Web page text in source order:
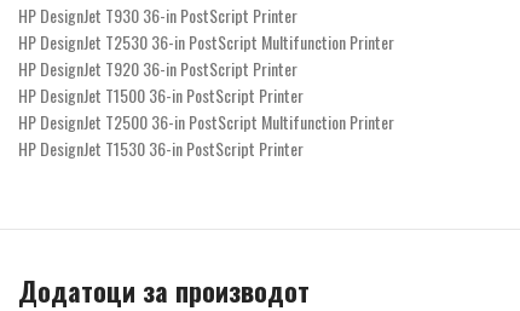
HP DesignJet T930 36-in PostScript Printer
HP DesignJet T2530 36-in PostScript Multifunction Printer
HP DesignJet T920 36-in PostScript Printer
HP DesignJet T1500 36-in PostScript Printer
HP DesignJet T2500 36-in PostScript Multifunction Printer
HP DesignJet T1530 36-in PostScript Printer
Додатоци за производот